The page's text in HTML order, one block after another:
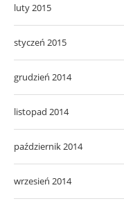
luty 2015
styczeń 2015
grudzień 2014
listopad 2014
październik 2014
wrzesień 2014